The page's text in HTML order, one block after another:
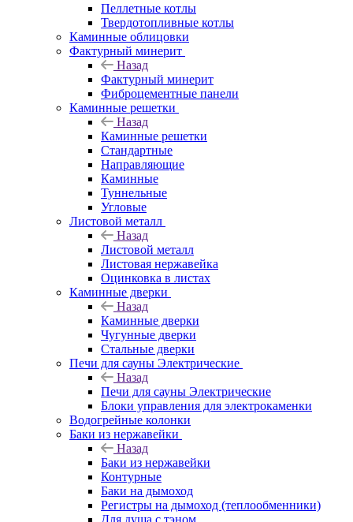
Пеллетные котлы
Твердотопливные котлы
Каминные облицовки
Фактурный минерит
Назад
Фактурный минерит
Фиброцементные панели
Каминные решетки
Назад
Каминные решетки
Стандартные
Направляющие
Каминные
Туннельные
Угловые
Листовой металл
Назад
Листовой металл
Листовая нержавейка
Оцинковка в листах
Каминные дверки
Назад
Каминные дверки
Чугунные дверки
Стальные дверки
Печи для сауны Электрические
Назад
Печи для сауны Электрические
Блоки управления для электрокаменки
Водогрейные колонки
Баки из нержавейки
Назад
Баки из нержавейки
Контурные
Баки на дымоход
Регистры на дымоход (теплообменники)
Для душа с тэном